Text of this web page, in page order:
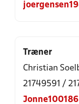
Træner
Christian
21749591 /